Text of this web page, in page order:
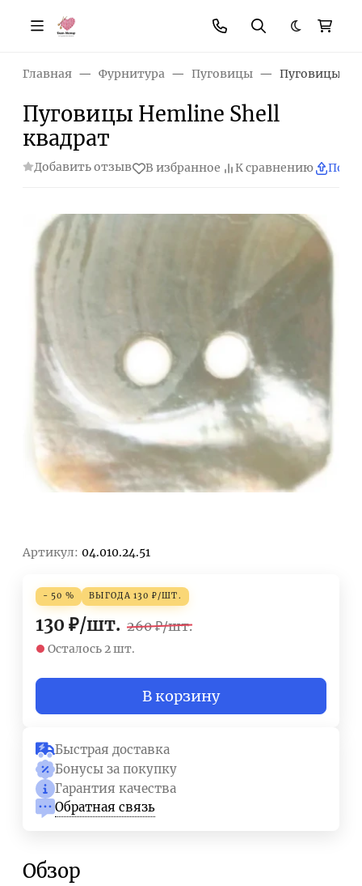
Темная
Главная Фурнитура Пуговицы Пуговицы
Пуговицы Hemline Shell
квадрат
Добавить отзыв В избранное К сравнению
Артикул: 04.010.24.51
- 50 % ВЫГОДА 130 ₽/ШТ.
130 ₽/шт. 260 ₽/шт.
Осталось 2 шт.
В корзину
Быстрая доставка
Бонусы за покупку
Гарантия качества
Обратная связь
Обзор